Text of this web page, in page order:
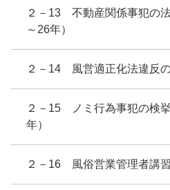
２－13 不動産関係事犯の
～26年）
２－14 風営適正化法違反
２－15 ノミ行為事犯の検
年）
２－16 風俗営業管理者講